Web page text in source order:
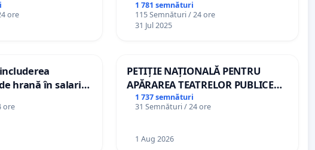
ore
1 781 semnături
115 Semnături / 24 ore
31 Jul 2025
hrană în salariul
gradațiilor
asistenții
ore
PETIȚIE NAȚIONALĂ PENTRU
APĂRAREA TEATRELOR PUBLICE
DE REPERTORIU DIN ROMÂNIA
1 737 semnături
31 Semnături / 24 ore
1 Aug 2026